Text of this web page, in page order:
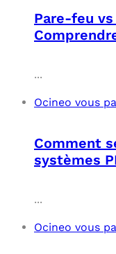
Pare-feu
...
Ocineo vous
Comment
systèmes
...
Ocineo vous